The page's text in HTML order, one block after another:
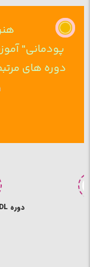
پودمانی"
دوره های
دوره ICDL